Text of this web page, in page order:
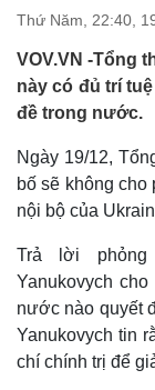
Nhận diện sự thật
Thứ Năm, 22:40,
VOV.VN -Tổng
này có đủ trí
đề trong nước.
Ngày 19/12,
bố sẽ không
nội bộ của
Trả lời
Yanukovych
nước nào quyết
Yanukovych tin
chí chính trị để